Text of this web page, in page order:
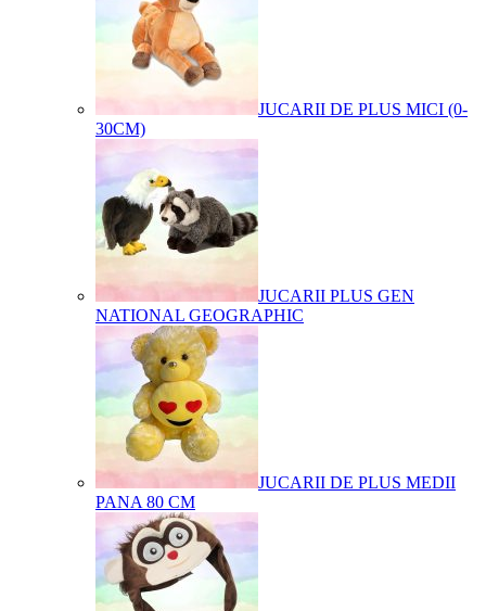
JUCARII DE PLUS MICI (0-
30CM)
JUCARII PLUS GEN
NATIONAL GEOGRAPHIC
JUCARII DE PLUS MEDII
PANA 80 CM